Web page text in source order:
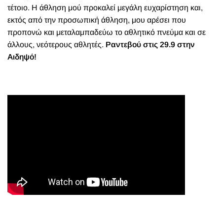
τέτοιο. Η άθληση μού προκαλεί μεγάλη ευχαρίστηση και,
εκτός από την προσωπική άθληση, μου αρέσει που
προπονώ και μεταλαμπαδεύω το αθλητικό πνεύμα και σε
άλλους, νεότερους αθλητές. Ραντεβού στις 29.9 στην
Αιδηψό!